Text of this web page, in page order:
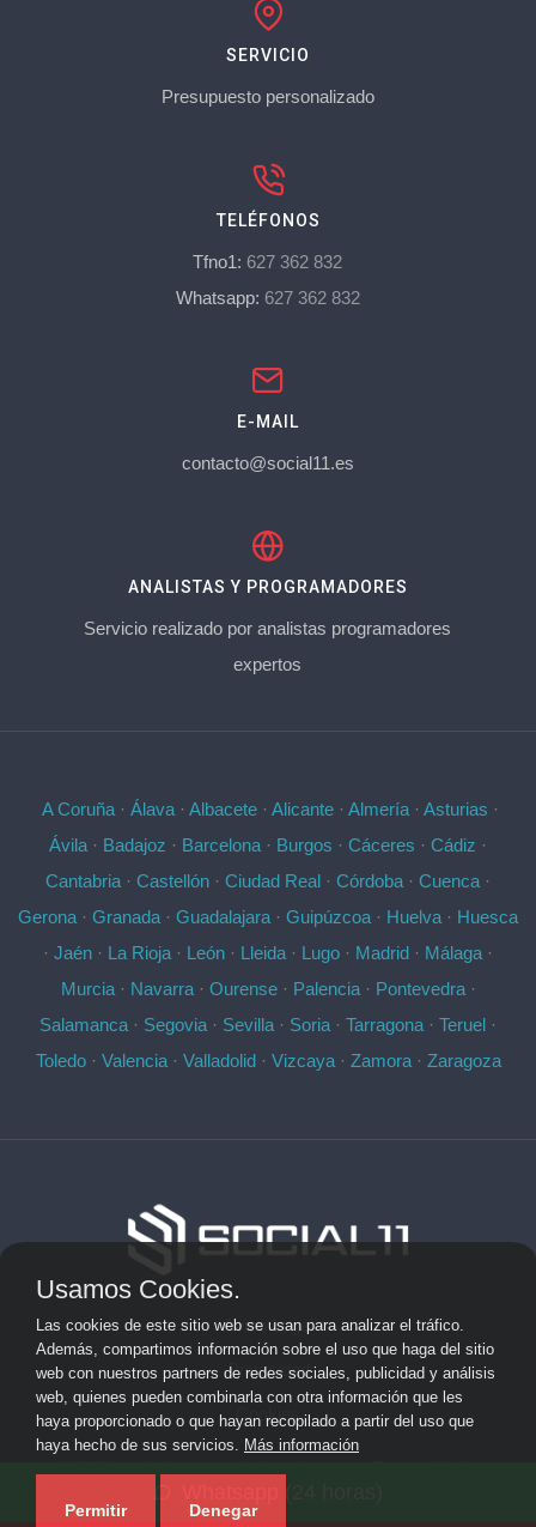
SERVICIO
Presupuesto personalizado
TELÉFONOS
Tfno1: 627 362 832
Whatsapp: 627 362 832
E-MAIL
contacto@social11.es
ANALISTAS Y PROGRAMADORES
Servicio realizado por analistas programadores
expertos
A Coruña· Álava· Albacete· Alicante· Almería· Asturias ·
Ávila · Badajoz · Barcelona · Burgos · Cáceres · Cádiz ·
Cantabria · Castellón · Ciudad Real · Córdoba · Cuenca ·
Gerona · Granada · Guadalajara · Guipúzcoa · Huelva · Huesca
· Jaén · La Rioja · León · Lleida · Lugo · Madrid · Málaga ·
Murcia· Navarra· Ourense· Palencia· Pontevedra·
Salamanca · Segovia · Sevilla · Soria · Tarragona · Teruel ·
Toledo· Valencia· Valladolid· Vizcaya· Zamora· Zaragoza
Aviso Legal
Privacidad
Cookies
aplicaciones de software personalizadas ·
Usamos Cookies.
Las cookies de este sitio web se usan para analizar el tráfico.
Además, compartimos información sobre el uso que haga del sitio
web con nuestros partners de redes sociales, publicidad y análisis
web, quienes pueden combinarla con otra información que les
haya proporcionado o que hayan recopilado a partir del uso que
haya hecho de sus servicios. Más información
Permitir Denegar